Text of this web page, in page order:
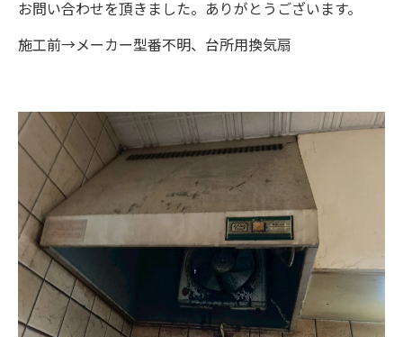
お問い合わせを頂きました。ありがとうございます。
施工前→メーカー型番不明、台所用換気扇